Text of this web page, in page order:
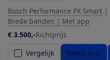
Bosch Performance PX Smart |
Brede banden | Met app
€ 3.500,-Richtprijs
Vergelijk
Bekijk snel